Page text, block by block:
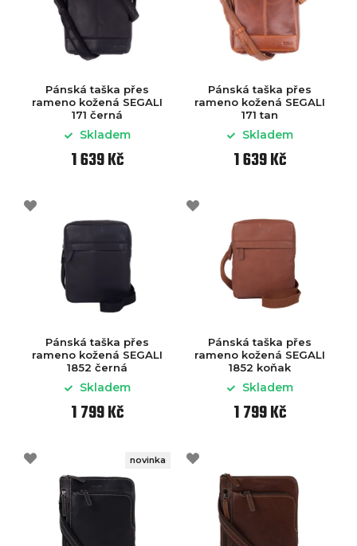
Pánská taška přes
rameno kožená SEGALI
171 černá
Skladem
1 639 Kč
Pánská taška přes
rameno kožená SEGALI
171 tan
Skladem
1 639 Kč
Pánská taška přes
rameno kožená SEGALI
1852 černá
Skladem
1 799 Kč
Pánská taška přes
rameno kožená SEGALI
1852 koňak
Skladem
1 799 Kč
novinka